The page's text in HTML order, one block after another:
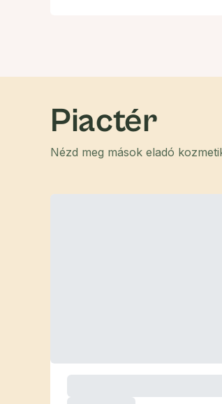
Piactér
Nézd meg mások eladó